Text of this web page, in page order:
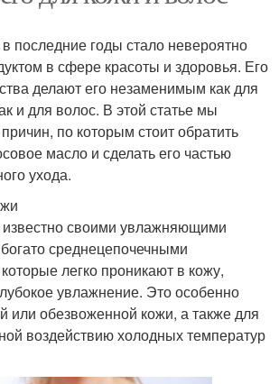
последние годы стало невероятно
в сфере красоты и здоровья. Его
делают его незаменимым как для
и для волос. В этой статье мы
по которым стоит обратить
масло и сделать его частью
ухода.
известно своими увлажняющими
среднецепочечными
легко проникают в кожу,
увлажнение. Это особенно
или обезвоженной кожи, а также для
воздействию холодных температур